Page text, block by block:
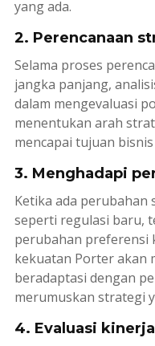
yang ada.
2. Perencanaan
Selama proses
jangka panjang,
dalam mengevaluasi
menentukan arah
mencapai tujuan bisnis
3. Menghadapi
Ketika ada perubahan
seperti regulasi baru,
perubahan preferensi
kekuatan Porter akan
beradaptasi dengan
merumuskan strategi
4. Evaluasi